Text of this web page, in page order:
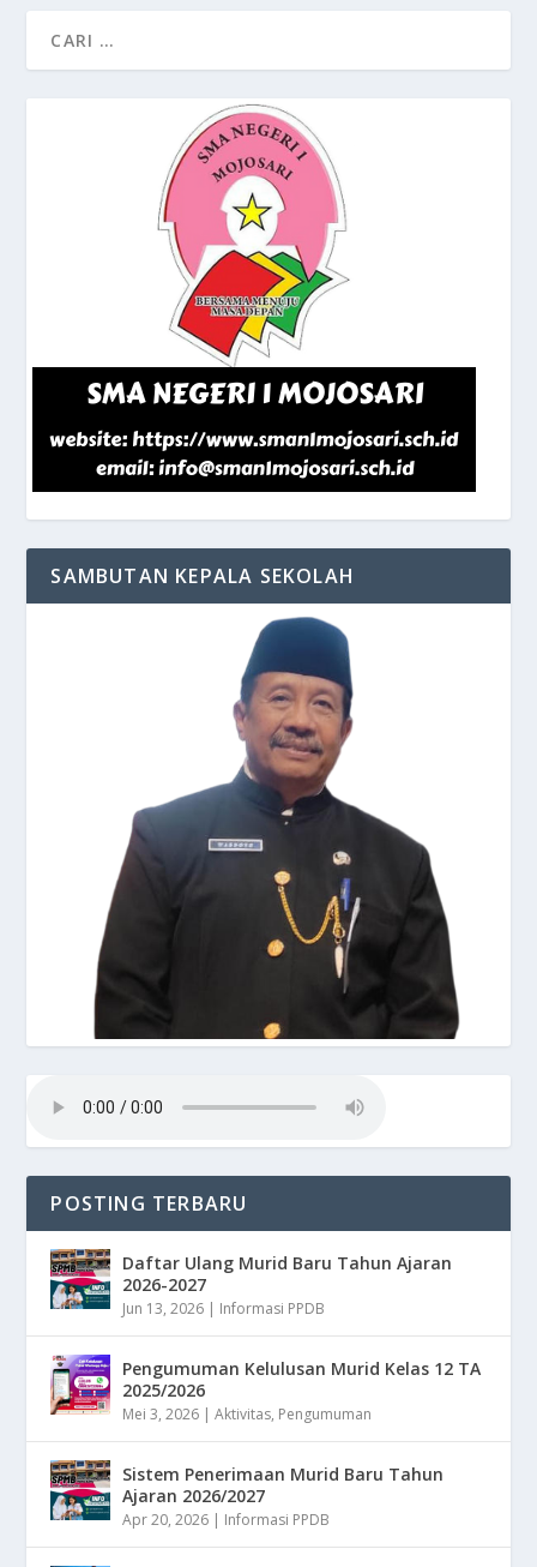
SAMBUTAN KEPALA SEKOLAH
POSTING TERBARU
Daftar Ulang Murid Baru Tahun Ajaran
2026-2027
Jun 13, 2026 | Informasi PPDB
Pengumuman Kelulusan Murid Kelas 12 TA
2025/2026
Mei 3, 2026 |Aktivitas, Pengumuman
Sistem Penerimaan Murid Baru Tahun
Ajaran 2026/2027
Apr 20, 2026 | Informasi PPDB